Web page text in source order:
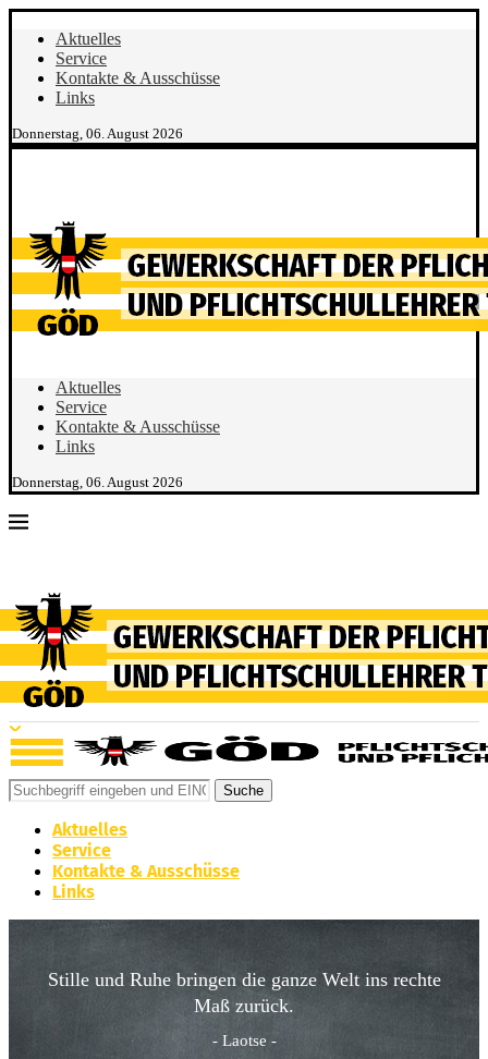
Aktuelles
Service
Kontakte & Ausschüsse
Links
Donnerstag, 06. August 2026
Aktuelles
Service
Kontakte & Ausschüsse
Links
Donnerstag, 06. August 2026
Suche
Aktuelles
Service
Kontakte & Ausschüsse
Links
Stille und Ruhe bringen die ganze Welt ins rechte
Maß zurück.
- Laotse -